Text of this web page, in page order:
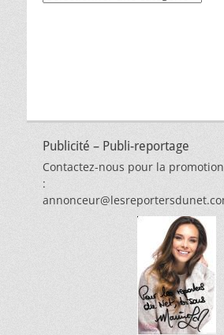
Publicité – Publi-reportage
Contactez-nous pour la
: